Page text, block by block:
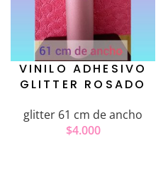
VINILO ADHESIVO
GLITTER ROSADO
glitter 61 cm de ancho
$4.000